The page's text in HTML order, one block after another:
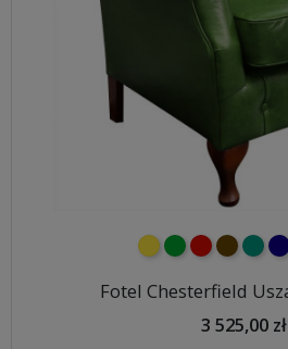
żółtyzielonyczerwony
Fotel Chesterfield
3 525,00 zł